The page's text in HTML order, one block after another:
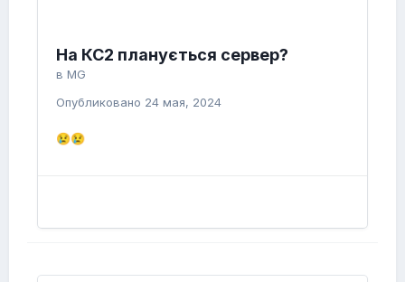
На КС2 планується сервер?
в MG
Опубликовано 24 мая, 2024
😢😢